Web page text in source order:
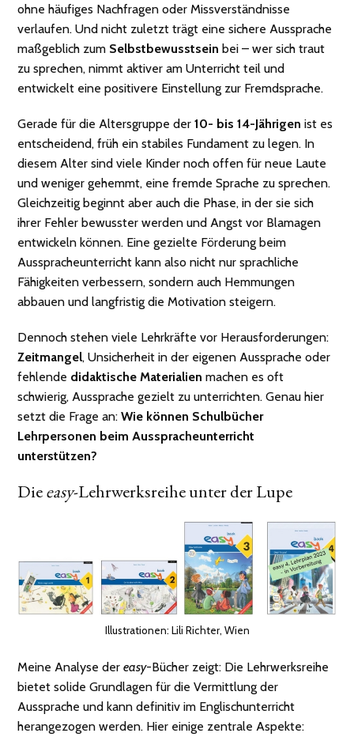
ohne häufiges Nachfragen oder Missverständnisse
verlaufen. Und nicht zuletzt trägt eine sichere Aussprache
maßgeblich zum Selbstbewusstsein bei – wer sich traut
zu sprechen, nimmt aktiver am Unterricht teil und
entwickelt eine positivere Einstellung zur Fremdsprache.
Gerade für die Altersgruppe der10- bis 14-Jährigen ist es
entscheidend, früh ein stabiles Fundament zu legen. In
diesem Alter sind viele Kinder noch offen für neue Laute
und weniger gehemmt, eine fremde Sprache zu sprechen.
Gleichzeitig beginnt aber auch die Phase, in der sie sich
ihrer Fehler bewusster werden und Angst vor Blamagen
entwickeln können. Eine gezielte Förderung beim
Ausspracheunterricht kann also nicht nur sprachliche
Fähigkeiten verbessern, sondern auch Hemmungen
abbauen und langfristig die Motivation steigern.
Dennoch stehen viele Lehrkräfte vor Herausforderungen:
Zeitmangel, Unsicherheit in der eigenen Aussprache oder
fehlende didaktische Materialien machen es oft
schwierig, Aussprache gezielt zu unterrichten. Genau hier
setzt die Frage an:Wie können Schulbücher
Lehrpersonen beim Ausspracheunterricht
unterstützen?
Dieeasy-Lehrwerksreihe unter der Lupe
Illustrationen: Lili Richter, Wien
Meine Analyse dereasy-Bücher zeigt: Die Lehrwerksreihe
bietet solide Grundlagen für die Vermittlung der
Aussprache und kann definitiv im Englischunterricht
herangezogen werden. Hier einige zentrale Aspekte: